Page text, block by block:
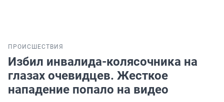
ПРОИСШЕСТВИЯ
Избил инвалида-колясочника на
глазах очевидцев. Жесткое
нападение попало на видео